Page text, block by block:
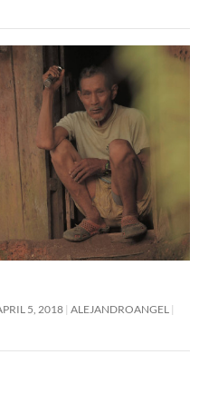
5, 2018 ALEJANDROANGEL